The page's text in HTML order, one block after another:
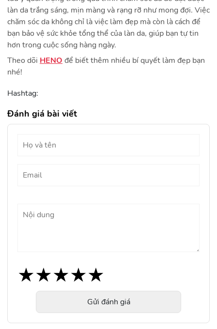
làn da trắng sáng, mịn màng và rạng rỡ như mong đợi. Việc
chăm sóc da không chỉ là việc làm đẹp mà còn là cách để
bạn bảo vệ sức khỏe tổng thể của làn da, giúp bạn tự tin
hơn trong cuộc sống hàng ngày.
Theo dõi HENO để biết thêm nhiều bí quyết làm đẹp bạn
nhé!
Hashtag:
Đánh giá bài viết
★
★★
★★★
★★★★
★★★★★
Gửi đánh giá